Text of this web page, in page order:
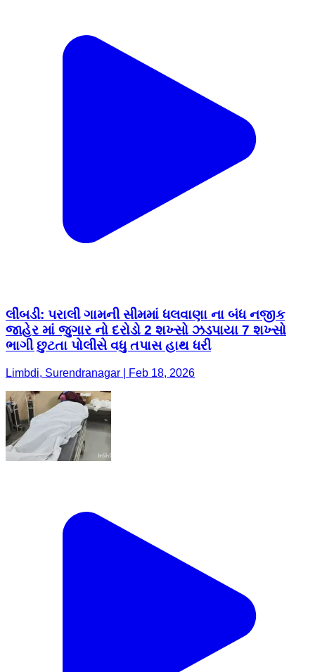
લીંબડી: પરાલી ગામની સીમમાં ધલવાણા ના બંધ નજીક
જાહેર માં જુગાર નો દરોડો 2 શખ્સો ઝડપાયા 7 શખ્સો
ભાગી છુટતા પોલીસે વધુ તપાસ હાથ ધરી
Limbdi, Surendranagar | Feb 18, 2026